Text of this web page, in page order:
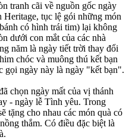
tranh cãi về nguồn gốc ngày
tục lệ gói những món
có hình trái tim) lại không
dưới con mắt của các nhà
năm là ngày tiết trời thay đổi
chóc và muông thú kết bạn
gọi ngày này là ngày "kết bạn".
chọn ngày mất của vị thánh
- ngày lễ Tình yêu. Trong
tặng cho nhau các món quà có
thắm. Có điều đặc biệt là